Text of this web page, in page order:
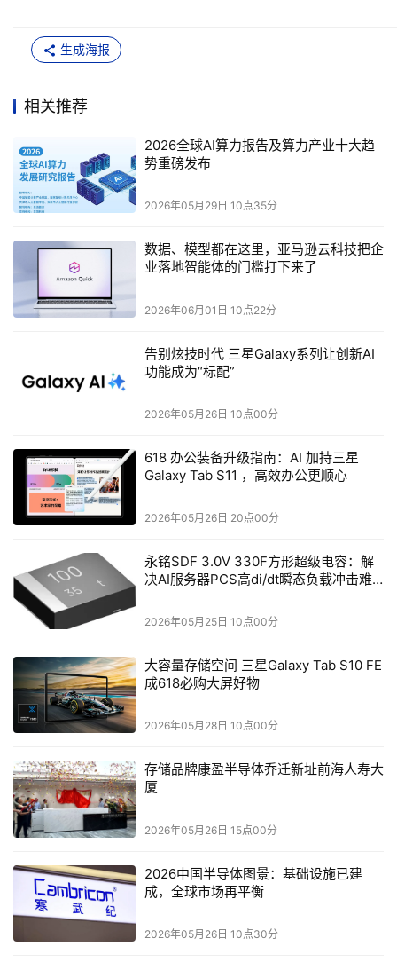
一种连接亿万你我的强大精神力量，就像易烊千玺引用的多
恩的那句诗：我们都是一块小小的泥土，连接成整个陆地。
星。” 正是这份贯穿始终的追求与共识，将“在一起”的理
念，化作了可感可触、直抵人心的温暖光芒。
盛典汇聚了总台参加奥运、春晚、阅兵等大型活动的核心主
等多档精品力作。当科技与艺术在盛典相会，舞台率先构筑
起一个令人沉浸的场域。北京奥运会开幕式美术总监、北京
冬奥会开幕式美术总监、中国美术学院AI中心主任陈岩，将
舞台。盛典伊始，一轮直径18米、由3065块曲面屏无缝拼
接而成的立体“月亮”，在舞台中央缓缓亮起，这是陈岩对开
源鸿蒙未来的想象：“月亮、火星还有地球，特别希望鸿蒙
这个系统有一天都在这三个星球上存在。”而将这份仰望星
空的想象落地为眼前真实的“月亮”，依靠的正是“在一起”的
力量。历经8天的极限搭建，从精密的结构设计、跨地的运
输调度，到现场毫厘不差的组装；从攻克曲面无缝拼接的工
艺难关，到平衡结构强度与视觉曲率的双重挑战，每一个环
块巨型屏幕成为会呼吸的画卷：在《这世界那么多人》的歌
声中，屏幕呈现世界各地的“星光plog”；当《海芋恋》的旋
律响起，大屏化作色彩斑斓的海底世界；到《不要慌，太阳
星闪粉在其中轻柔翻滚。
而这幅“画卷”的每一处细节，同样离不开幕后系统的实时精
密护航。后期视频监制陈欣及其团队以“精品视觉”与“节目安
生成海报
相关推荐
2026全球AI算力报告及算力产业十大趋
势重磅发布
2026年05月29日 10点35分
数据、模型都在这里，亚马逊云科技把企
业落地智能体的门槛打下来了
2026年06月01日 10点22分
告别炫技时代 三星Galaxy系列让创新AI
功能成为“标配”
2026年05月26日 10点00分
618 办公装备升级指南：AI 加持三星
Galaxy Tab S11 ，高效办公更顺心
2026年05月26日 20点00分
永铭SDF 3.0V 330F方形超级电容：解
决AI服务器PCS高di/dt瞬态负载冲击难
2026年05月25日 10点00分
大容量存储空间 三星Galaxy Tab S10 FE
成618必购大屏好物
2026年05月28日 10点00分
存储品牌康盈半导体乔迁新址前海人寿大
厦
2026年05月26日 15点00分
2026中国半导体图景：基础设施已建
成，全球市场再平衡
2026年05月26日 10点30分